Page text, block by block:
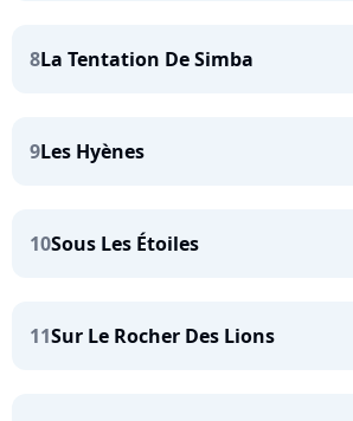
8La Tentation De Simba
9Les Hyènes
10Sous Les Étoiles
11Sur Le Rocher Des Lions